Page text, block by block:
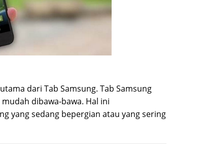
dari Tab Samsung. Tab Samsung
dibawa-bawa. Hal ini
yang sedang bepergian atau yang sering